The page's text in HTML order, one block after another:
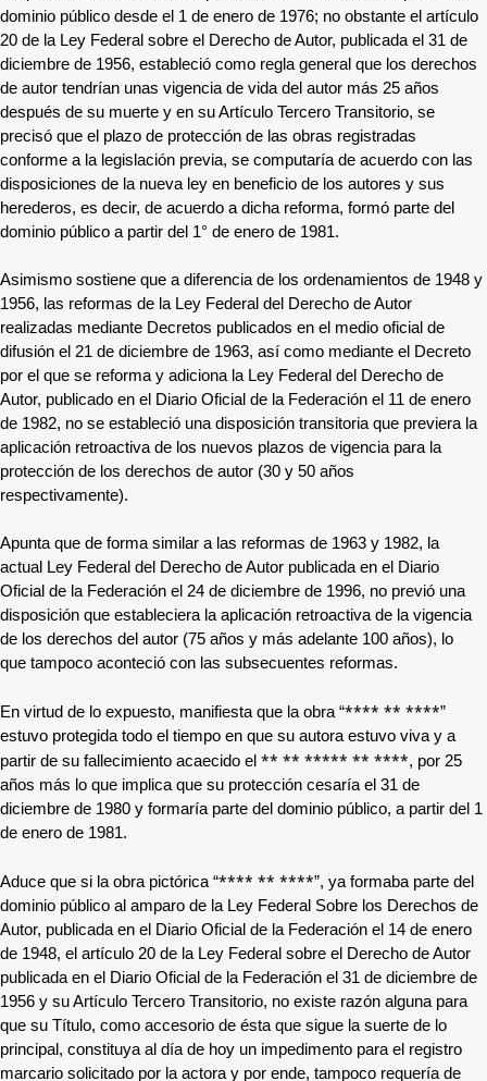
dominio público desde el 1 de enero de 1976; no obstante el artículo
20 de la Ley Federal sobre el Derecho de Autor, publicada el 31 de
diciembre de 1956, estableció como regla general que los derechos
de autor tendrían unas vigencia de vida del autor más 25 años
después de su muerte y en su Artículo Tercero Transitorio, se
precisó que el plazo de protección de las obras registradas
conforme a la legislación previa, se computaría de acuerdo con las
disposiciones de la nueva ley en beneficio de los autores y sus
herederos, es decir, de acuerdo a dicha reforma, formó parte del
dominio público a partir del 1° de enero de 1981.
Asimismo sostiene que a diferencia de los ordenamientos de 1948 y
1956, las reformas de la Ley Federal del Derecho de Autor
realizadas mediante Decretos publicados en el medio oficial de
difusión el 21 de diciembre de 1963, así como mediante el Decreto
por el que se reforma y adiciona la Ley Federal del Derecho de
Autor, publicado en el Diario Oficial de la Federación el 11 de enero
de 1982, no se estableció una disposición transitoria que previera la
aplicación retroactiva de los nuevos plazos de vigencia para la
protección de los derechos de autor (30 y 50 años
respectivamente).
Apunta que de forma similar a las reformas de 1963 y 1982, la
actual Ley Federal del Derecho de Autor publicada en el Diario
Oficial de la Federación el 24 de diciembre de 1996, no previó una
disposición que estableciera la aplicación retroactiva de la vigencia
de los derechos del autor (75 años y más adelante 100 años), lo
que tampoco aconteció con las subsecuentes reformas.
En virtud de lo expuesto, manifiesta que la obra “**** ** ****”
estuvo protegida todo el tiempo en que su autora estuvo viva y a
partir de su fallecimiento acaecido el ** ** ***** ** ****, por 25
años más lo que implica que su protección cesaría el 31 de
diciembre de 1980 y formaría parte del dominio público, a partir del 1
de enero de 1981.
Aduce que si la obra pictórica “**** ** ****”, ya formaba parte del
dominio público al amparo de la Ley Federal Sobre los Derechos de
Autor, publicada en el Diario Oficial de la Federación el 14 de enero
de 1948, el artículo 20 de la Ley Federal sobre el Derecho de Autor
publicada en el Diario Oficial de la Federación el 31 de diciembre de
1956 y su Artículo Tercero Transitorio, no existe razón alguna para
que su Título, como accesorio de ésta que sigue la suerte de lo
principal, constituya al día de hoy un impedimento para el registro
marcario solicitado por la actora y por ende, tampoco requería de